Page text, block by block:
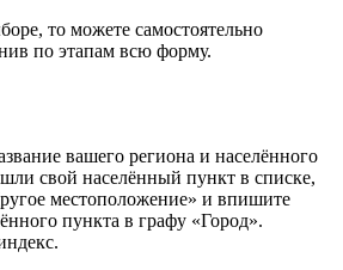
то можете самостоятельно
по этапам всю форму.
вашего региона и населённого
свой населённый пункт в списке,
местоположение» и впишите
пункта в графу «Город».